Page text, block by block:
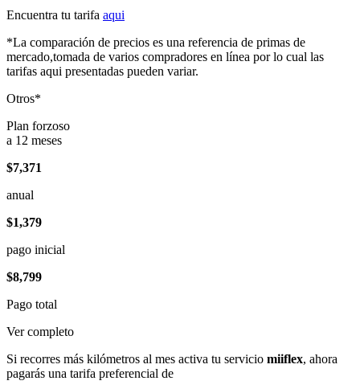
Encuentra tu tarifa aqui
*La comparación de precios es una referencia de primas de
mercado,tomada de varios compradores en línea por lo cual las
tarifas aqui presentadas pueden variar.
Otros*
Plan forzoso
a 12 meses
$7,371
anual
$1,379
pago inicial
$8,799
Pago total
Ver completo
Si recorres más kilómetros al mes activa tu servicio miiflex, ahora
pagarás una tarifa preferencial de